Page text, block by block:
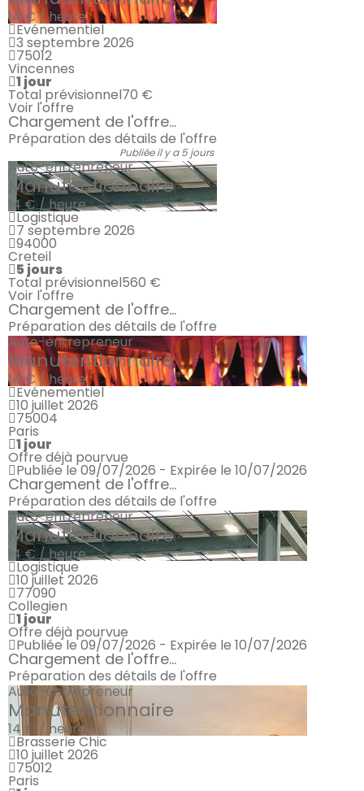
14 € / heure
Evénementiel
3 septembre 2026
75012
Vincennes
1 jour
Total prévisionnel70 €
Voir l'offre
Chargement de l'offre...
Préparation des détails de l'offre
Publiée il y a 5 jours
Auto-entrepreneur
Manutentionnaire
14 € / heure
Logistique
7 septembre 2026
94000
Creteil
5 jours
Total prévisionnel560 €
Voir l'offre
Chargement de l'offre...
Préparation des détails de l'offre
Auto-entrepreneur
Manutentionnaire
14 € / heure
Evénementiel
10 juillet 2026
75004
Paris
1 jour
Offre déjà pourvue
Publiée le 09/07/2026 - Expirée le 10/07/2026
Chargement de l'offre...
Préparation des détails de l'offre
Auto-entrepreneur
Manutentionnaire
14 € / heure
Logistique
10 juillet 2026
77090
Collegien
1 jour
Offre déjà pourvue
Publiée le 09/07/2026 - Expirée le 10/07/2026
Chargement de l'offre...
Préparation des détails de l'offre
Auto-entrepreneur
Manutentionnaire
14 € / heure
Brasserie Chic
10 juillet 2026
75012
Paris